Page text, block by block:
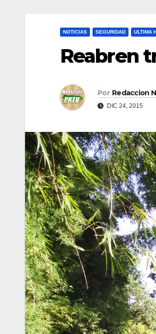
NOTICIAS SEGURIDAD ULTIMA
Reabren
Por Redaccion
DIC 24, 2015